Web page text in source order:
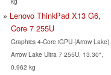
Lenovo ThinkPad X13 G6,
Core 7 255U
Graphics 4-Core iGPU (Arrow Lake),
Arrow Lake Ultra 7 255U, 13.30",
0.962 kg